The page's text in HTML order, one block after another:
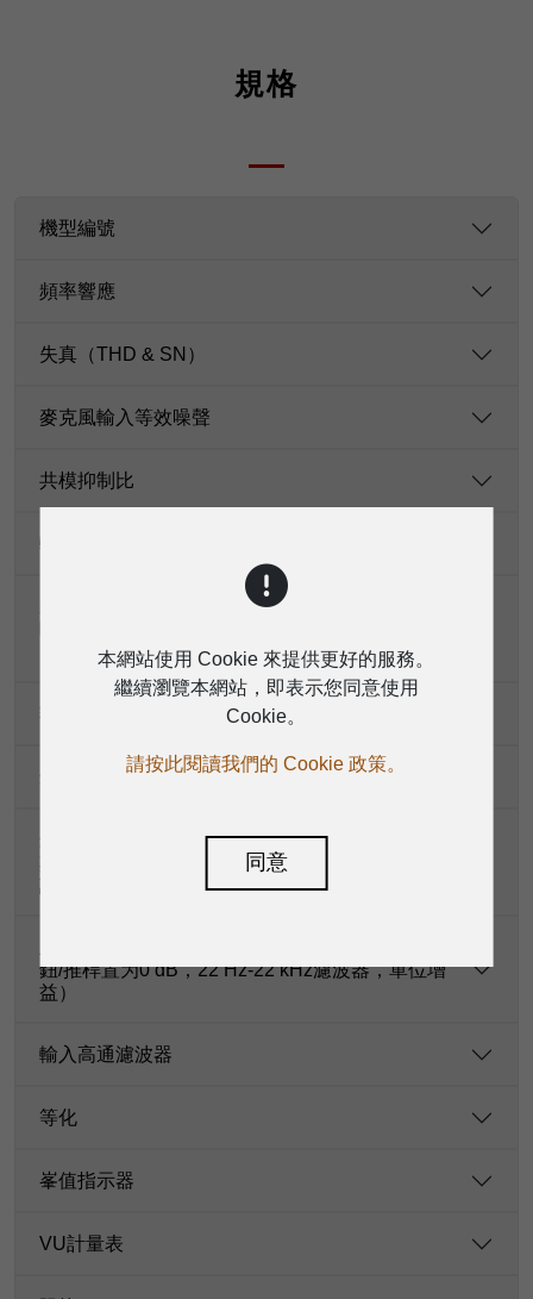
規格
機型編號
頻率響應
失真（THD & SN）
麥克風輸入等效噪聲
共模抑制比
輸入增益控制範圍（20 Hz - 20 kHz頻寬）
衰減（串音）（20 Hz-20 kHz頻寬，線路輸入。1/4
Hz-22 kHz帶通濾波器，單位增益）
額定輸出電平
最大輸出電平
最大電壓增益（等化器和PAN/BAL旋鈕置爲0 dB，
其他所有旋鈕或推桿置为最大，效果器靜音，1 kHz
訊號，阻抗=600 Ω）
鈕/推桿置为0 dB，22 Hz-22 kHz濾波器，單位增
益）
輸入高通濾波器
等化
峯值指示器
VU計量表
本網站使用 Cookie 來提供更好的服務。
繼續瀏覽本網站，即表示您同意使用
Cookie。
請按此閱讀我們的 Cookie 政策。
同意